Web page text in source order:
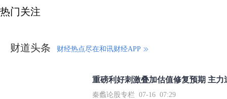
热门关注
财道头条 财经热点尽在和讯财经APP
秦蠡论股专栏 07-16 07:29